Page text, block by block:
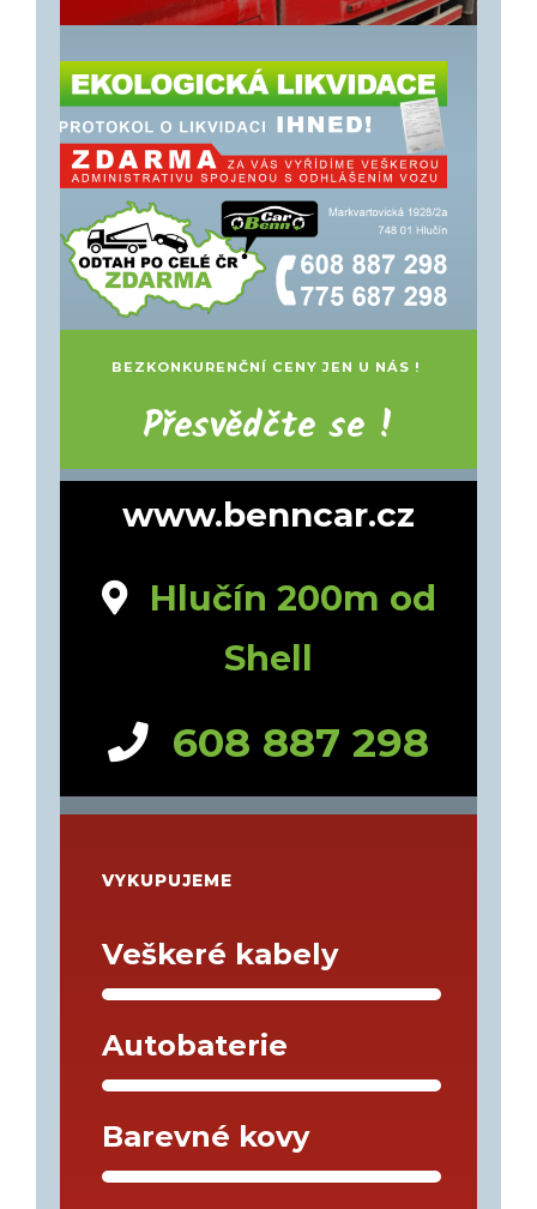
BEZKONKURENČNÍ CENY JEN U NÁS !
Přesvědčte se !
www.benncar.cz
Hlučín 200m od
Shell
608 887 298
VYKUPUJEME
Veškeré kabely
Autobaterie
Barevné kovy